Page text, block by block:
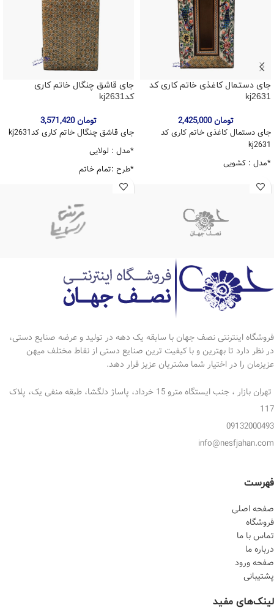
جای دستمال کاغذی خاتم کاری کد
kj2631
تومان2,425,000
جای دستمال کاغذی خاتم کاری کد
kj2631
*مدل : کشویی
*طرح : گل و مرغ
*خاتم : تخمه دار
جای قاشق چنگال خاتم کاری
کدkj2631
تومان3,571,420
جای قاشق چنگال خاتم کاری کدkj2631
*مدل : لولایی
*طرح :تمام خاتم
*اندازه : 13*26*8سانتی متر
*خاتم : تخمه دار
فروشگاه اینترنتی نصف جهان با سابقه یک دهه در تولید و عرضه صنایع دستی،
در نظر دارد تا بهترین و با کیفیت ترین صنایع دستی از نقاط مختلف میهن
عزیزمان را در اختیار شما مشتریان عزیز قرار دهد.
تهران بازار ، جنب ایستگاه مترو 15 خرداد، پاساژ دلگشا، طبقه منفی یک، پلاک
117
09132000493
info@nesfjahan.com
فهرست
صفحه اصلی
فروشگاه
تماس با ما
درباره ما
صفحه ورود
پشتیبانی
لینک‌های مفید